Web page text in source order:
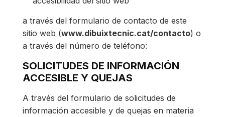
a través del formulario de contacto de este
sitio web (www.dibuixtecnic.cat/contacto) o
a través del número de teléfono:
SOLICITUDES DE INFORMACIÓN
ACCESIBLE Y QUEJAS
A través del formulario de solicitudes de
información accesible y de quejas en materia